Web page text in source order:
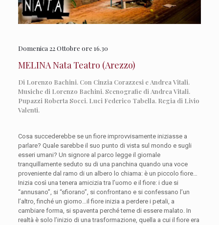
Domenica 22 Ottobre ore 16.30
MELINA Nata Teatro (Arezzo)
Di Lorenzo Bachini. Con Cinzia Corazzesi e Andrea Vitali.
Musiche di Lorenzo Bachini. Scenografie di Andrea Vitali.
Pupazzi Roberta Socci. Luci Federico Tabella. Regia di Livio
Valenti.
Cosa succederebbe se un fiore improvvisamente iniziasse a
parlare? Quale sarebbe il suo punto di vista sul mondo e sugli
esseri umani? Un signore al parco legge il giornale
tranquillamente seduto su di una panchina quando una voce
proveniente dal ramo di un albero lo chiama: è un piccolo fiore…
Inizia così una tenera amicizia tra l’uomo e il fiore: i due si
“annusano”, si “sfiorano”, si confrontano e si confessano l’un
l’altro, finché un giorno…il fiore inizia a perdere i petali, a
cambiare forma, si spaventa perché teme di essere malato. In
realtà è solo l’inizio di una trasformazione, quella a cui il fiore era